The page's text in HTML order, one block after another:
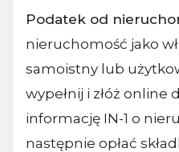
Podatek od
nieruchomość jako
samoistny lub
wypełnij i złóż online
informację IN-1 o
następnie opłać